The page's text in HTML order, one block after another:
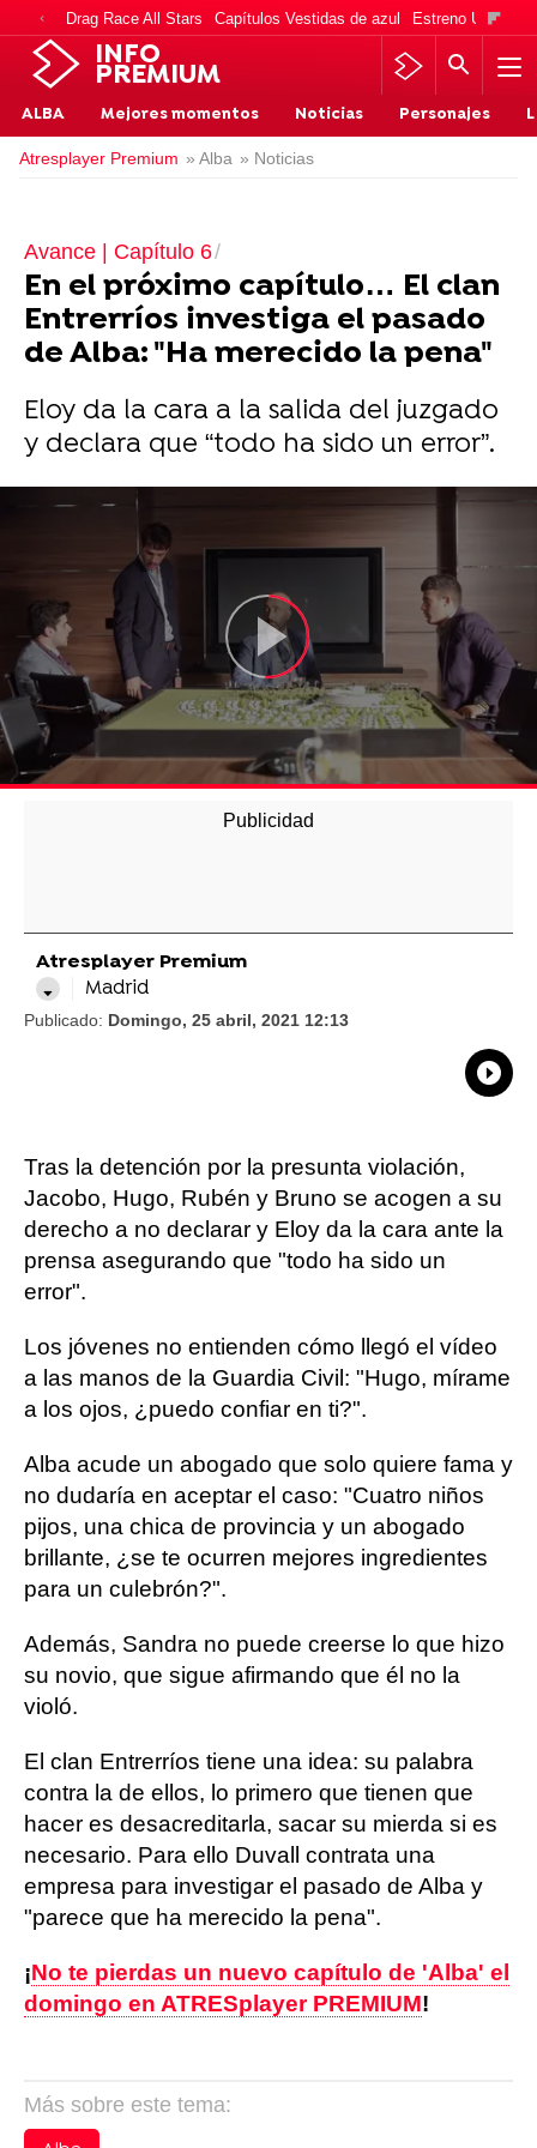
Drag Race All Stars Capítulos Vestidas de azul Estreno Una
INFO
PREMIUM
ALBA Mejores momentos Noticias Personajes
Atresplayer Premium » Alba » Noticias
Avance | Capítulo 6
En el próximo capítulo… El clan
Entrerríos investiga el pasado
de Alba: "Ha merecido la pena"
Eloy da la cara a la salida del juzgado
y declara que “todo ha sido un error”.
Atresplayer Premium
Madrid
Publicado: Domingo, 25 abril, 2021 12:13
Tras la detención por la presunta violación,
Jacobo, Hugo, Rubén y Bruno se acogen a su
derecho a no declarar y Eloy da la cara ante la
prensa asegurando que "todo ha sido un
error".
Los jóvenes no entienden cómo llegó el vídeo
a las manos de la Guardia Civil: "Hugo, mírame
a los ojos, ¿puedo confiar en ti?".
Alba acude un abogado que solo quiere fama y
no dudaría en aceptar el caso: "Cuatro niños
pijos, una chica de provincia y un abogado
brillante, ¿se te ocurren mejores ingredientes
para un culebrón?".
Además, Sandra no puede creerse lo que hizo
su novio, que sigue afirmando que él no la
violó.
El clan Entrerríos tiene una idea: su palabra
contra la de ellos, lo primero que tienen que
hacer es desacreditarla, sacar su mierda si es
necesario. Para ello Duvall contrata una
empresa para investigar el pasado de Alba y
"parece que ha merecido la pena".
¡No te pierdas un nuevo capítulo de 'Alba' el
domingo en ATRESplayer PREMIUM!
Más sobre este tema: